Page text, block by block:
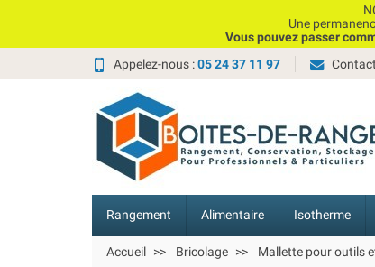
Une
Vous pouvez passer
Appelez-nous :05 24 37 11 97 Contact
Rangement Alimentaire Isotherme
Accueil Bricolage Mallette pour outils